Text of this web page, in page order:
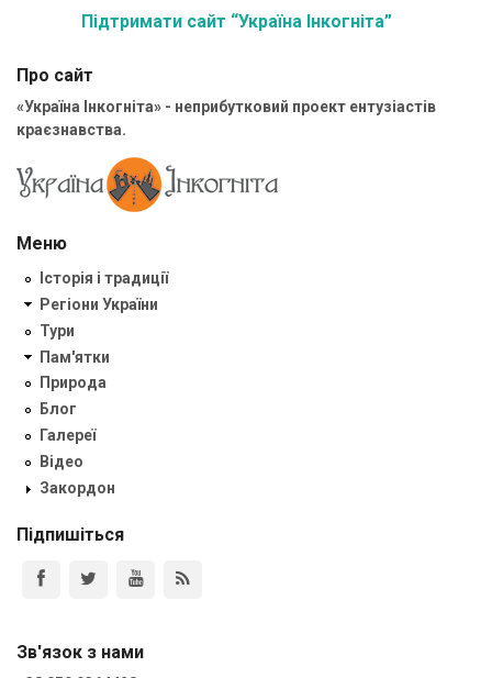
Підтримати сайт “Україна Інкогніта”
Про сайт
«Україна Інкогніта» - неприбутковий проект ентузіастів
краєзнавства.
Меню
Історія і традиції
Регіони України
Тури
Пам'ятки
Природа
Блог
Галереї
Відео
Закордон
Підпишіться
Зв'язок з нами